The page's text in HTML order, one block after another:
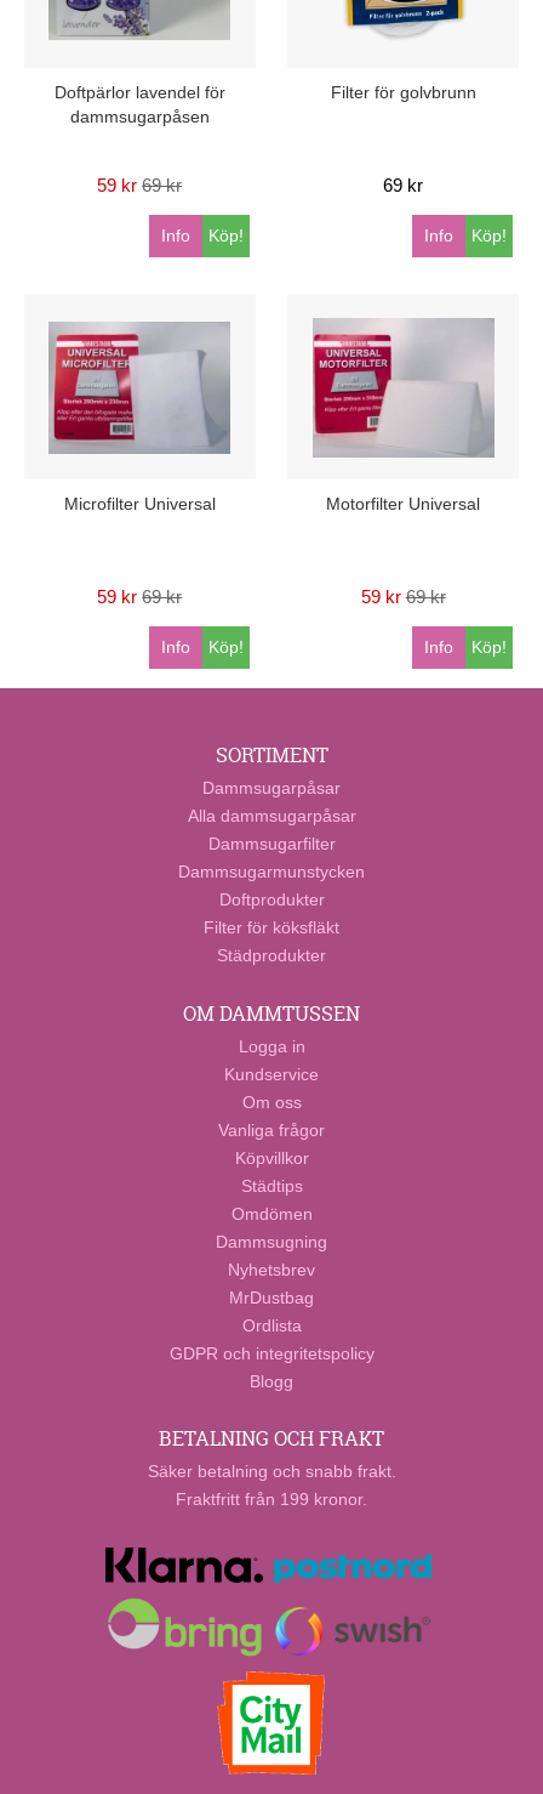
Doftpärlor lavendel för
dammsugarpåsen
59 kr 69 kr
Köp!
Info
Filter för golvbrunn
69 kr
Köp!
Info
Microfilter Universal
59 kr 69 kr
Köp!
Info
Motorfilter Universal
59 kr 69 kr
Köp!
Info
SORTIMENT
Dammsugarpåsar
Alla dammsugarpåsar
Dammsugarfilter
Dammsugarmunstycken
Doftprodukter
Filter för köksfläkt
Städprodukter
OM DAMMTUSSEN
Logga in
Kundservice
Om oss
Vanliga frågor
Köpvillkor
Städtips
Omdömen
Dammsugning
Nyhetsbrev
MrDustbag
Ordlista
GDPR och integritetspolicy
Blogg
BETALNING OCH FRAKT
Säker betalning och snabb frakt.
Fraktfritt från 199 kronor.